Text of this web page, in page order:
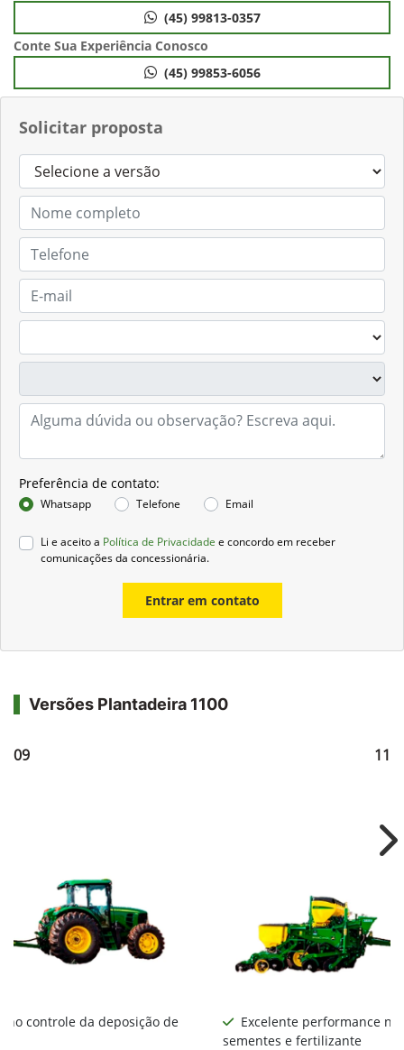
Solicitar proposta
Preferência de contato:
Whatsapp Telefone Email
Li e aceito a Política de Privacidade e concordo em receber
comunicações da concessionária.
Entrar em contato
(45) 99813-0357
Conte Sua Experiência Conosco
(45) 99853-6056
Versões Plantadeira 1100
no controle da deposição de
Excelente performance
sementes e fertilizante